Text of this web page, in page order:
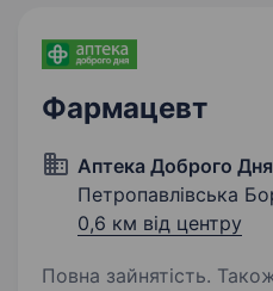
Фармацевт
Аптека Доброго Дня
Петропавлівська
0,6 км від центру
Повна зайнятість.